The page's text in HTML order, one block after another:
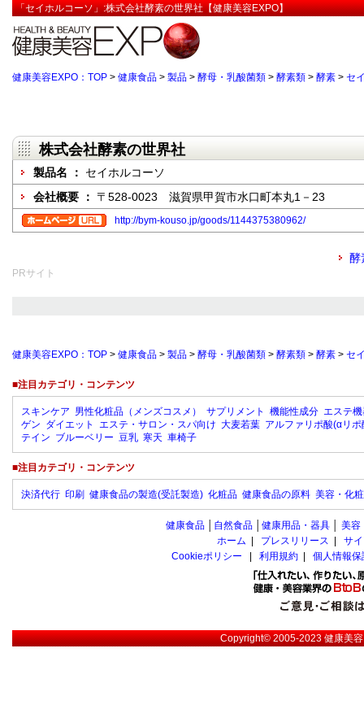
「セイホルコーソ」:株式会社酵素の世界社【健康美容EXPO】
健康美容EXPO：TOP > 健康食品 > 製品 > 酵母・乳酸菌類 > 酵素類 > 酵素 > セ
株式会社酵素の世界社
製品名 ： セイホルコーソ
会社概要 ： 〒528-0023 滋賀県甲賀市水口町本丸1－23
http://bym-kouso.jp/goods/1144375380962/
酵
PRサイト
健康美容EXPO：TOP > 健康食品 > 製品 > 酵母・乳酸菌類 > 酵素類 > 酵素 > セ
■注目カテゴリ・コンテンツ
スキンケア 男性化粧品（メンズコスメ） サプリメント 機能性成分 エステ
ゲン ダイエット エステ・サロン・スパ向け 大麦若葉 アルファリポ酸(αリポ
テイン ブルーベリー 豆乳 寒天 車椅子
■注目カテゴリ・コンテンツ
決済代行 印刷 健康食品の製造(受託製造) 化粧品 健康食品の原料 美容・化
健康食品 自然食品 健康用品・器具 美容
ホーム
プレスリリース
サ
Cookieポリシー
利用規約 個人情報
Copyright© 2005-2023健康美